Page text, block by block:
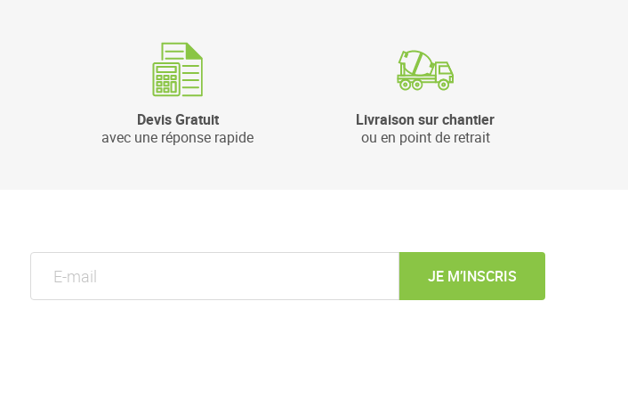
Devis Gratuit
avec une réponse rapide
Livraison sur chantier
ou en point de retrait
JE M’INSCRIS